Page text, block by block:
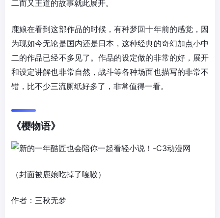
二而又王道的故事就此展开。
鹿娘在看到这部作品的时候，有种梦回十年前的感觉，因
为现如今无论是国内还是日本，这种经典的奇幻加点小中
二的作品已经不多见了。作品的设定做的非常的好，展开
和设定讲解也非常自然，战斗等各种场面也描写的非常不
错，比不少三流厕纸好多了，非常值得一看。
《樱物语》
（封面被鹿娘吃掉了嘎嗷）
作者：三秋无梦